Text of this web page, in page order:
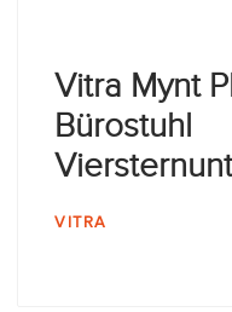
Vitra Mynt
Bürostuhl
VITRA